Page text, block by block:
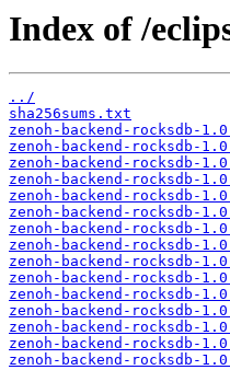
Index of /
../
sha256sums.txt
zenoh-backend-rocksdb-
zenoh-backend-rocksdb-
zenoh-backend-rocksdb-
zenoh-backend-rocksdb-
zenoh-backend-rocksdb-
zenoh-backend-rocksdb-
zenoh-backend-rocksdb-
zenoh-backend-rocksdb-
zenoh-backend-rocksdb-
zenoh-backend-rocksdb-
zenoh-backend-rocksdb-
zenoh-backend-rocksdb-
zenoh-backend-rocksdb-
zenoh-backend-rocksdb-
zenoh-backend-rocksdb-